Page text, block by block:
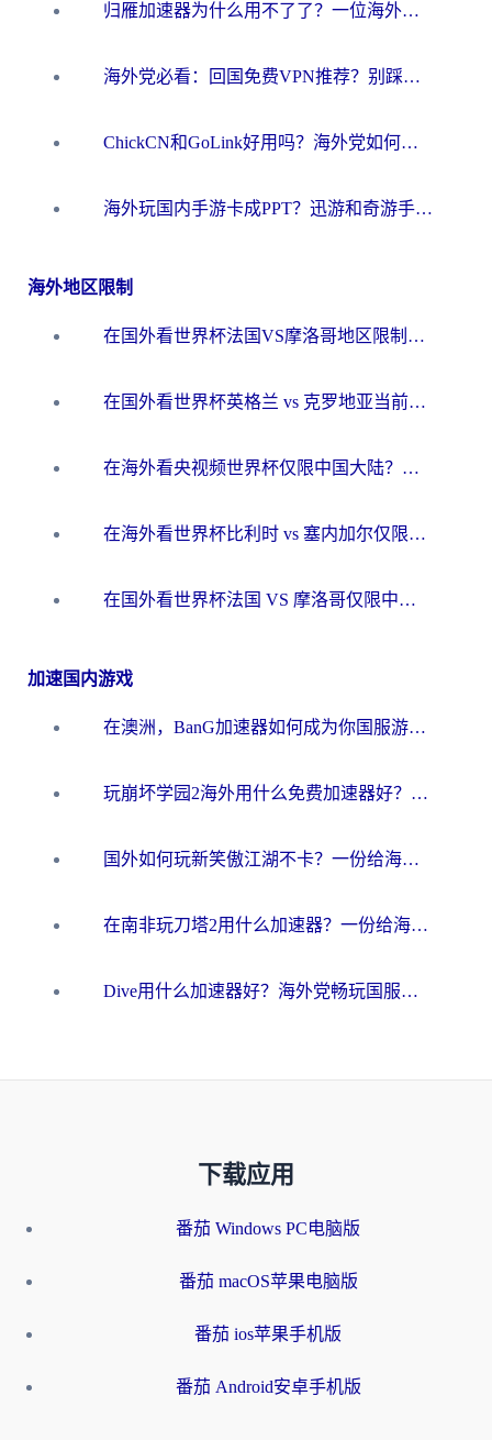
归雁加速器为什么用不了了？一位海外游子的真实困惑与技术解答
海外党必看：回国免费VPN推荐？别踩坑！教你选对加速器无缝刷国内资源
ChickCN和GoLink好用吗？海外党如何选对回国加速器
海外玩国内手游卡成PPT？迅游和奇游手游哪个好？一篇讲透回国加速器怎么选
海外地区限制
在国外看世界杯法国VS摩洛哥地区限制？这篇指南让你流畅看中文解说无压力
在国外看世界杯英格兰 vs 克罗地亚当前地区不可播放？这篇指南帮你搞定所有海外观赛难题
在海外看央视频世界杯仅限中国大陆？这篇指南帮你解锁中文解说+无卡顿直播
在海外看世界杯比利时 vs 塞内加尔仅限中国大陆？我找到了最流畅的中文解说之路
在国外看世界杯法国 VS 摩洛哥仅限中国大陆？海外党这样看中文解说赛事不卡顿
加速国内游戏
在澳洲，BanG加速器如何成为你国服游戏的“时光机”？
玩崩坏学园2海外用什么免费加速器好？2026海外党亲测国服游戏加速指南
国外如何玩新笑傲江湖不卡？一份给海外游子的终极网络指南
在南非玩刀塔2用什么加速器？一份给海外游子的终极生存指南
Dive用什么加速器好？海外党畅玩国服游戏的终极避坑指南
下载应用
番茄 Windows PC电脑版
番茄 macOS苹果电脑版
番茄 ios苹果手机版
番茄 Android安卓手机版